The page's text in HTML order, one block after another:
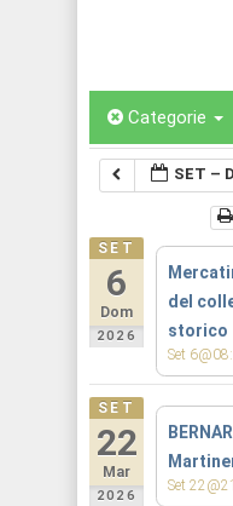
Categorie
SET –
SET
6
Dom
2026
del
storico
Set
SET
22
Mar
2026
Set